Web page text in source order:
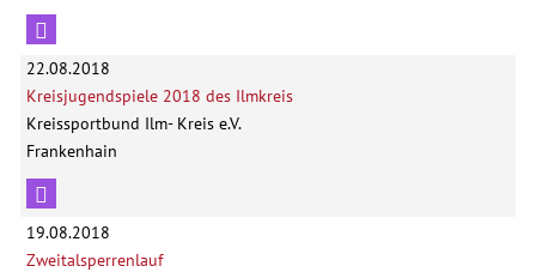
22.08.2018
Kreisjugendspiele 2018 des Ilmkreis
Kreissportbund Ilm- Kreis e.V.
Frankenhain
19.08.2018
Zweitalsperrenlauf